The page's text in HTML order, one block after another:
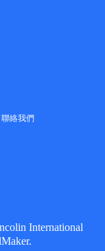
聯絡我們
International
.